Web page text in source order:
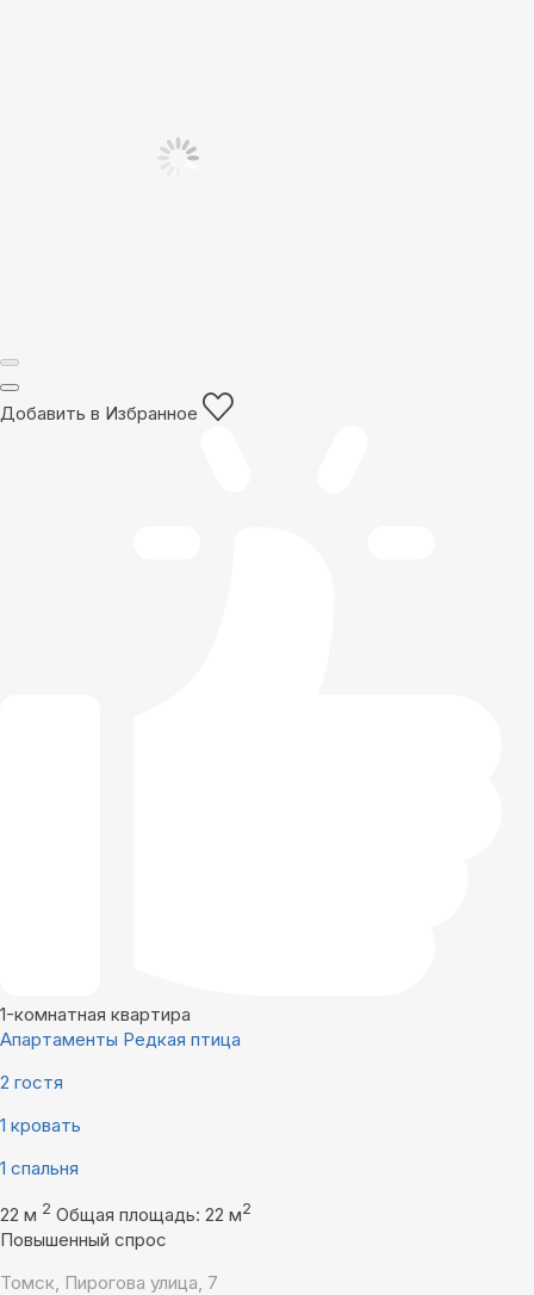
Добавить в Избранное
1-комнатная квартира
Апартаменты Редкая птица
2 гостя
1 кровать
1 спальня
22 м 2 Общая площадь: 22 м2
Повышенный спрос
Томск, Пирогова улица, 7